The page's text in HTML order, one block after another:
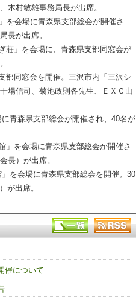
木村敏雄事務局長が出席。
を会場に青森県支部総会が開催さ
長が出席。
荘」を会場に、青森県支部同窓会が
同窓会を開催。三沢市内「三沢シ
場信司、菊池政則各先生、ＥＸＣ山
青森県支部総会が開催され、40名が
を会場に青森県支部総会が開催さ
長）が出席。
を会場に青森県支部総会を開催。30
が出席。
催について